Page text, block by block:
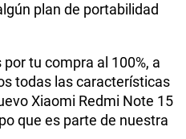
Si
plan de portabilidad
tu compra al 100%, a
todas las características
Xiaomi Redmi Note 15
que es parte de nuestra